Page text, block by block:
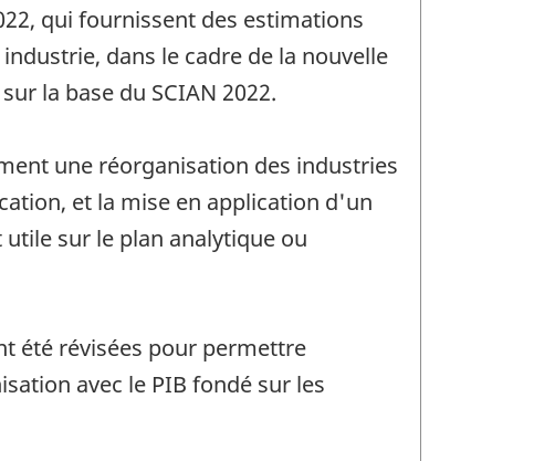
qui fournissent des estimations
dans le cadre de la nouvelle
la base du SCIAN 2022.
une réorganisation des industries
et la mise en application d'un
sur le plan analytique ou
été révisées pour permettre
avec le PIB fondé sur les